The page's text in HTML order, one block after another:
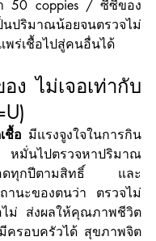
50 coppies / ซีซีของ
นปริมาณน้อยจนตรวจไม่
พร่เชื้อไปสู่คนอื่นได้
ง ไม่เจอเท่ากับ
ชื้อ มีแรงจูงใจในการกิน
หมั่นไปตรวจหาปริมาณ
อดทุกปีตามสิทธิ์ และ
านะของตนว่า ตรวจไม่
ไม่ ส่งผลให้คุณภาพชีวิต
ครอบครัวได้ สุขภาพจิต